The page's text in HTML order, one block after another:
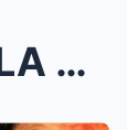
LA CAMISETA DE LA SELECCIÓN COLOMBIA DESATA